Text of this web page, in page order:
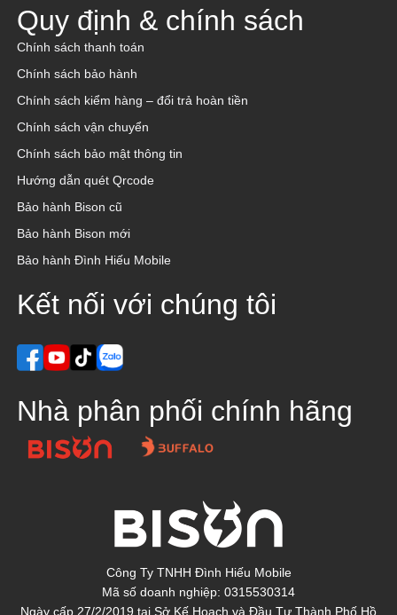
Công Ty TNHH Đình Hiếu Mobile
Mã số doanh nghiệp: 0315530314
Ngày cấp 27/2/2019 tại Sở Kế Hoạch và Đầu Tư Thành Phố Hồ
Quy định & chính sách
Chính sách thanh toán
Chính sách bảo hành
Chính sách kiểm hàng – đổi trả hoàn tiền
Chính sách vận chuyển
Chính sách bảo mật thông tin
Hướng dẫn quét Qrcode
Bảo hành Bison cũ
Bảo hành Bison mới
Bảo hành Đình Hiếu Mobile
Kết nối với chúng tôi
Nhà phân phối chính hãng